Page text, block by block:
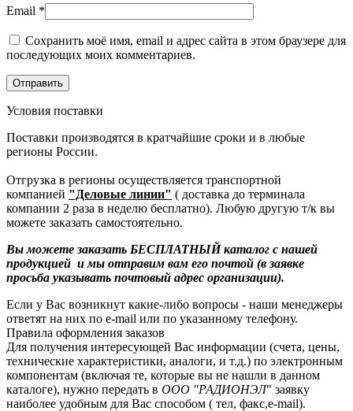
Email *
Сохранить моё имя, email и адрес сайта в этом браузере для
последующих моих комментариев.
Условия поставки
Поставки производятся в кратчайшие сроки и в любые
регионы России.
Отгрузка в регионы осуществляется транспортной
компанией "Деловые линии" ( доставка до терминала
компании 2 раза в неделю бесплатно). Любую другую т/к вы
можете заказать самостоятельно.
Вы можете заказать БЕСПЛАТНЫЙ каталог с нашей
продукцией и мы отправим вам его почтой (в заявке
просьба указывать почтовый адрес организации).
Если у Вас возникнут какие-либо вопросы - наши менеджеры
ответят на них по e-mail или по указанному телефону.
Правила оформления заказов
Для получения интересующей Вас информации (счета, цены,
технические характеристики, аналоги, и т.д.) по электронным
компонентам (включая те, которые вы не нашли в данном
каталоге), нужно передать в ООО "РАДИОНЭЛ" заявку
наиболее удобным для Вас способом ( тел, факс,e-mail).